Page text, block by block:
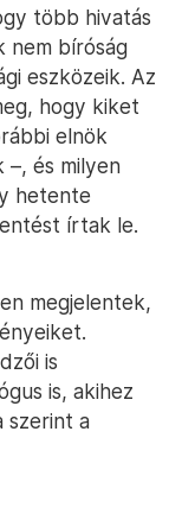
több hivatás
nem bíróság
eszközeik. Az
hogy kiket
elnök
és milyen
hetente
írtak le.
megjelentek,
is
is, akihez
szerint a